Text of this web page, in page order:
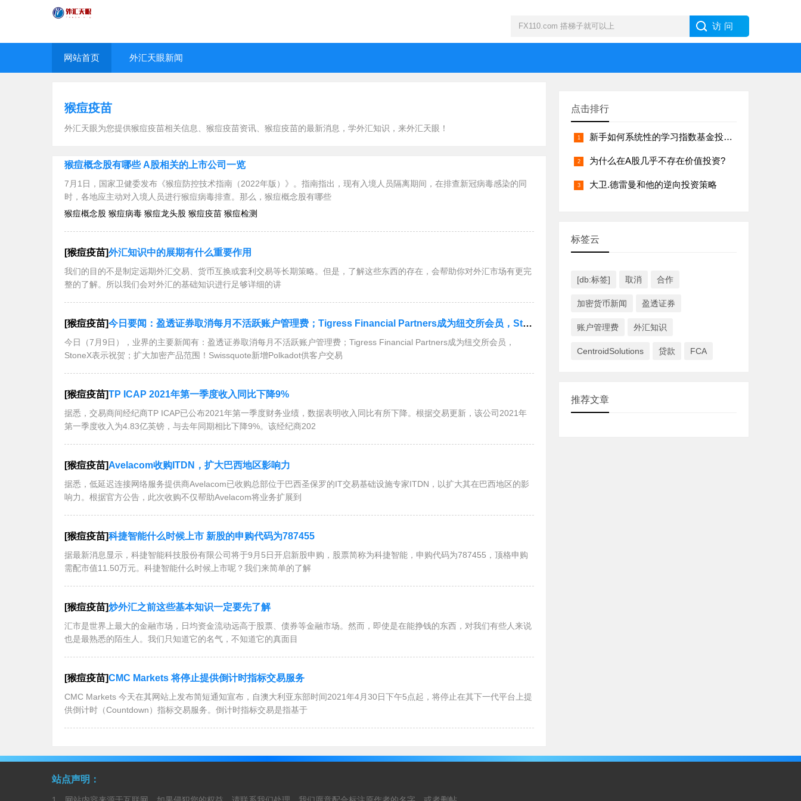
网站首页 外汇天眼新闻
猴痘疫苗
外汇天眼为您提供猴痘疫苗相关信息、猴痘疫苗资讯、猴痘疫苗的最新消息，学外汇知识，来外汇天眼！
猴痘概念股有哪些 A股相关的上市公司一览
7月1日，国家卫健委发布《猴痘防控技术指南（2022年版）》。指南指出，现有入境人员隔离期间，在排查新冠病毒感染的同
时，各地应主动对入境人员进行猴痘病毒排查。那么，猴痘概念股有哪些
猴痘概念股 猴痘病毒 猴痘龙头股 猴痘疫苗 猴痘检测
[猴痘疫苗]外汇知识中的展期有什么重要作用
我们的目的不是制定远期外汇交易、货币互换或套利交易等长期策略。但是，了解这些东西的存在，会帮助你对外汇市场有更完
整的了解。所以我们会对外汇的基础知识进行足够详细的讲
[猴痘疫苗]今日要闻：盈透证券取消每月不活跃账户管理费；Tigress Financial Partners成为纽交所会员，StoneX表示祝贺；扩大加密产品范围！Swissquote新增Polkadot供客户交
今日（7月9日），业界的主要新闻有：盈透证券取消每月不活跃账户管理费；Tigress Financial Partners成为纽交所会员，
StoneX表示祝贺；扩大加密产品范围！Swissquote新增Polkadot供客户交易
[猴痘疫苗]TP ICAP 2021年第一季度收入同比下降9%
据悉，交易商间经纪商TP ICAP已公布2021年第一季度财务业绩，数据表明收入同比有所下降。根据交易更新，该公司2021年
第一季度收入为4.83亿英镑，与去年同期相比下降9%。该经纪商202
[猴痘疫苗]Avelacom收购ITDN，扩大巴西地区影响力
据悉，低延迟连接网络服务提供商Avelacom已收购总部位于巴西圣保罗的IT交易基础设施专家ITDN，以扩大其在巴西地区的影
响力。根据官方公告，此次收购不仅帮助Avelacom将业务扩展到
[猴痘疫苗]科捷智能什么时候上市 新股的申购代码为787455
据最新消息显示，科捷智能科技股份有限公司将于9月5日开启新股申购，股票简称为科捷智能，申购代码为787455，顶格申购
需配市值11.50万元。科捷智能什么时候上市呢？我们来简单的了解
[猴痘疫苗]炒外汇之前这些基本知识一定要先了解
汇市是世界上最大的金融市场，日均资金流动远高于股票、债券等金融市场。然而，即使是在能挣钱的东西，对我们有些人来说
也是最熟悉的陌生人。我们只知道它的名气，不知道它的真面目
[猴痘疫苗]CMC Markets 将停止提供倒计时指标交易服务
CMC Markets 今天在其网站上发布简短通知宣布，自澳大利亚东部时间2021年4月30日下午5点起，将停止在其下一代平台上提
供倒计时（Countdown）指标交易服务。倒计时指标交易是指基于
点击排行
新手如何系统性的学习指数基金投资？
为什么在A股几乎不存在价值投资?
大卫.德雷曼和他的逆向投资策略
标签云
[db:标签] 取消 合作
加密货币新闻 盈透证券
账户管理费 外汇知识
CentroidSolutions 贷款 FCA
推荐文章
站点声明：